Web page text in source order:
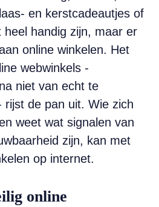
en kerst­cadeautjes of
heel handig zijn, maar er
online winkelen. Het
webwinkels -
niet van echt te
rijst de pan uit. Wie zich
weet wat signalen van
zijn, kan met
op internet.
online